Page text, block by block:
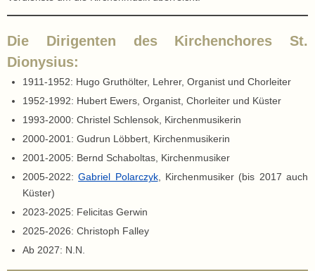
Die Dirigenten des Kirchenchores St.
Dionysius:
1911-1952: Hugo Gruthölter, Lehrer, Organist und Chorleiter
1952-1992: Hubert Ewers, Organist, Chorleiter und Küster
1993-2000: Christel Schlensok, Kirchenmusikerin
2000-2001: Gudrun Löbbert, Kirchenmusikerin
2001-2005: Bernd Schaboltas, Kirchenmusiker
2005-2022:Gabriel Polarczyk, Kirchenmusiker (bis 2017 auch
Küster)
2023-2025: Felicitas Gerwin
2025-2026: Christoph Falley
Ab 2027: N.N.